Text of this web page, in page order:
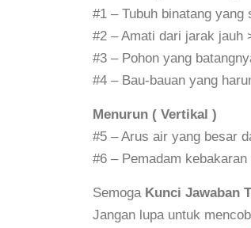
#1 – Tubuh binatang yang
#2 – Amati dari jarak jauh
#3 – Pohon yang
#4 – Bau-bauan yang
Menurun ( Vertikal )
#5 – Arus air yang besar
#6 – Pemadam
Semoga Kunci Jawaban
Jangan lupa untuk